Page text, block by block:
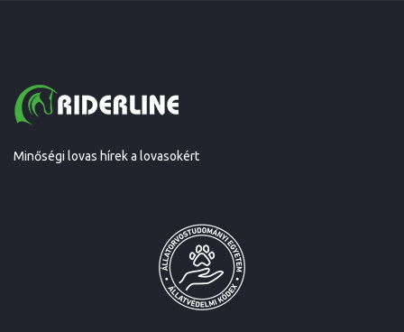
Minőségi lovas hírek a lovasokért